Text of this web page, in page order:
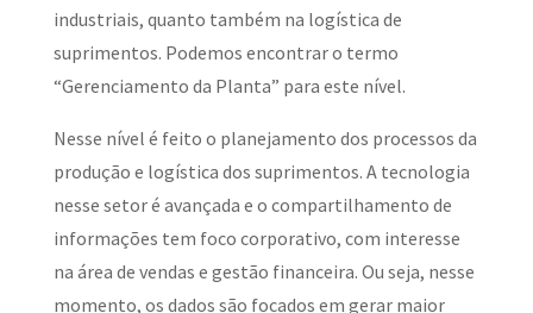
industriais, quanto também na logística de
suprimentos. Podemos encontrar o termo
“Gerenciamento da Planta” para este nível.
Nesse nível é feito o planejamento dos processos da
produção e logística dos suprimentos. A tecnologia
nesse setor é avançada e o compartilhamento de
informações tem foco corporativo, com interesse
na área de vendas e gestão financeira. Ou seja, nesse
momento, os dados são focados em gerar maior